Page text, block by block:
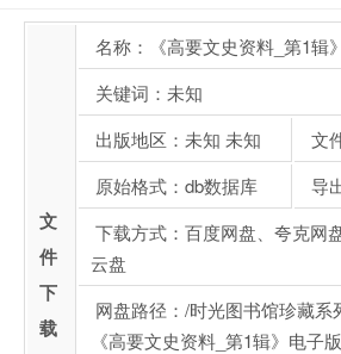
文
件
下
载
名称：《高要文史资料_第1辑
关键词：未知
出版地区：未知 未知
文
原始格式：db数据库
导
下载方式：百度网盘、夸克网
云盘
网盘路径：/时光图书馆珍藏系
《高要文史资料_第1辑》电子